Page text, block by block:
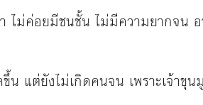
า ไม่ค่อยมีชนชั้น ไม่มีความยากจน
น แต่ยังไม่เกิดคนจน เพราะเจ้าขุ